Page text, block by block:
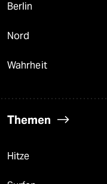
Berlin
Nord
Wahrheit
Themen
Hitze